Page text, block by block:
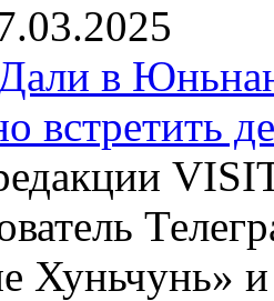
в
встретить
Хуньчунь»